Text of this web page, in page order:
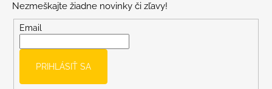
Nezmeškajte žiadne novinky či zľavy!
Email
PRIHLÁSIŤ SA